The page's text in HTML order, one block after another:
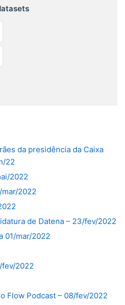
da presidência da Caixa
22
2022
mar/2022
de Datena – 23/fev/2022
01/mar/2022
fev/2022
Flow Podcast – 08/fev/2022